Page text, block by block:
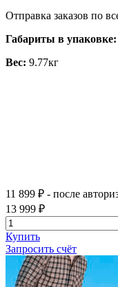
Отправка заказов по
Габариты в упаковке:
Вес: 9.77кг
11 899 ₽ - после
13 999 ₽
Купить
Запросить счёт